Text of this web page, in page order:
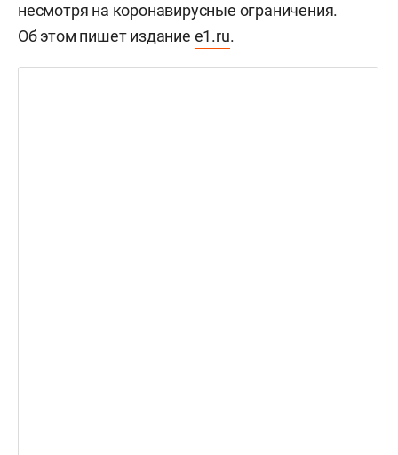
несмотря на коронавирусные ограничения.
Об этом пишет издание e1.ru.